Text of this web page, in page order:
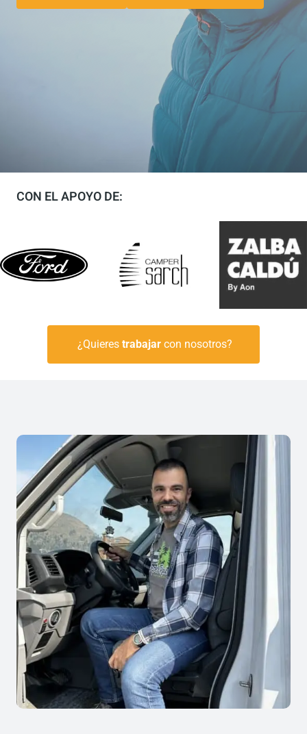
CON EL APOYO DE:
¿Quierestrabajarcon nosotros?